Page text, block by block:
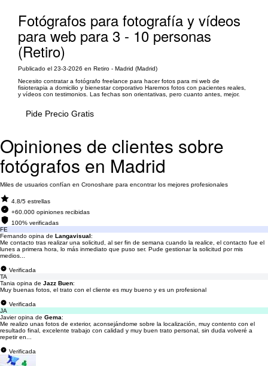
Fotógrafos para fotografía y vídeos
para web para 3 - 10 personas
(Retiro)
Publicado el 23-3-2026 en Retiro - Madrid (Madrid)
Necesito contratar a fotógrafo freelance para hacer fotos para mi web de
fisioterapia a domicilio y bienestar corporativo Haremos fotos con pacientes reales,
y vídeos con testimonios. Las fechas son orientativas, pero cuanto antes, mejor.
Pide Precio Gratis
Opiniones de clientes sobre
fotógrafos en Madrid
Miles de usuarios confían en Cronoshare para encontrar los mejores profesionales
4.8/5 estrellas
+60.000 opiniones recibidas
100% verificadas
FE
Fernando opina de Langavisual:
Me contacto tras realizar una solicitud, al ser fin de semana cuando la realice, el contacto fue el
lunes a primera hora, lo más inmediato que puso ser. Pude gestionar la solicitud por mis
medios...
Verificada
TA
Tania opina de Jazz Buen:
Muy buenas fotos, el trato con el cliente es muy bueno y es un profesional
Verificada
JA
Javier opina de Gema:
Me realizo unas fotos de exterior, aconsejándome sobre la localización, muy contento con el
resultado final, excelente trabajo con calidad y muy buen trato personal, sin duda volveré a
repetir en...
Verificada